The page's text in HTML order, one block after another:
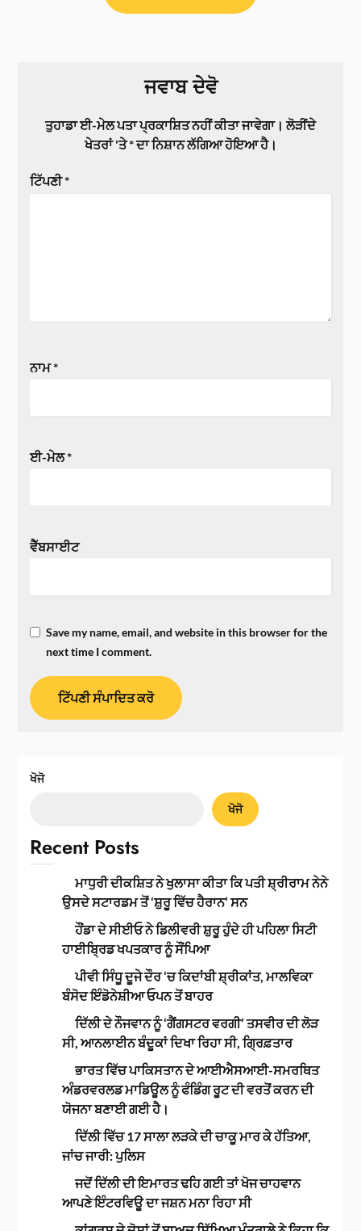
ਜਵਾਬ ਦੇਵੋ
ਤੁਹਾਡਾ ਈ-ਮੇਲ ਪਤਾ ਪ੍ਰਕਾਸ਼ਿਤ ਨਹੀਂ ਕੀਤਾ ਜਾਵੇਗਾ। ਲੋੜੀਂਦੇ
ਖੇਤਰਾਂ 'ਤੇ*ਦਾ ਨਿਸ਼ਾਨ ਲੱਗਿਆ ਹੋਇਆ ਹੈ।
ਟਿੱਪਣੀ*
ਨਾਮ*
ਈ-ਮੇਲ*
ਵੈੱਬਸਾਈਟ
Save my name, email, and website in this browser for the
next time I comment.
ਖੋਜੋ
ਖੋਜੋ
Recent Posts
ਮਾਧੁਰੀ ਦੀਕਸ਼ਿਤ ਨੇ ਖੁਲਾਸਾ ਕੀਤਾ ਕਿ ਪਤੀ ਸ਼੍ਰੀਰਾਮ ਨੇਨੇ
ਉਸਦੇ ਸਟਾਰਡਮ ਤੋਂ ‘ਸ਼ੁਰੂ ਵਿੱਚ ਹੈਰਾਨ’ ਸਨ
ਹੌਂਡਾ ਦੇ ਸੀਈਓ ਨੇ ਡਿਲੀਵਰੀ ਸ਼ੁਰੂ ਹੁੰਦੇ ਹੀ ਪਹਿਲਾ ਸਿਟੀ
ਹਾਈਬ੍ਰਿਡ ਖਪਤਕਾਰ ਨੂੰ ਸੌਂਪਿਆ
ਪੀਵੀ ਸਿੰਧੂ ਦੂਜੇ ਦੌਰ ‘ਚ ਕਿਦਾਂਬੀ ਸ਼੍ਰੀਕਾਂਤ, ਮਾਲਵਿਕਾ
ਬੰਸੋਦ ਇੰਡੋਨੇਸ਼ੀਆ ਓਪਨ ਤੋਂ ਬਾਹਰ
ਦਿੱਲੀ ਦੇ ਨੌਜਵਾਨ ਨੂੰ ‘ਗੈਂਗਸਟਰ ਵਰਗੀ’ ਤਸਵੀਰ ਦੀ ਲੋੜ
ਸੀ, ਆਨਲਾਈਨ ਬੰਦੂਕਾਂ ਦਿਖਾ ਰਿਹਾ ਸੀ, ਗ੍ਰਿਫ਼ਤਾਰ
ਭਾਰਤ ਵਿੱਚ ਪਾਕਿਸਤਾਨ ਦੇ ਆਈਐਸਆਈ-ਸਮਰਥਿਤ
ਅੰਡਰਵਰਲਡ ਮਾਡਿਊਲ ਨੂੰ ਫੰਡਿੰਗ ਰੂਟ ਦੀ ਵਰਤੋਂ ਕਰਨ ਦੀ
ਯੋਜਨਾ ਬਣਾਈ ਗਈ ਹੈ।
ਦਿੱਲੀ ਵਿੱਚ 17 ਸਾਲਾ ਲੜਕੇ ਦੀ ਚਾਕੂ ਮਾਰ ਕੇ ਹੱਤਿਆ,
ਜਾਂਚ ਜਾਰੀ: ਪੁਲਿਸ
ਜਦੋਂ ਦਿੱਲੀ ਦੀ ਇਮਾਰਤ ਢਹਿ ਗਈ ਤਾਂ ਖੋਜ ਚਾਹਵਾਨ
ਆਪਣੇ ਇੰਟਰਵਿਊ ਦਾ ਜਸ਼ਨ ਮਨਾ ਰਿਹਾ ਸੀ